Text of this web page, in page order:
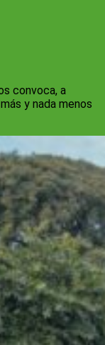
convoca, a
y nada menos